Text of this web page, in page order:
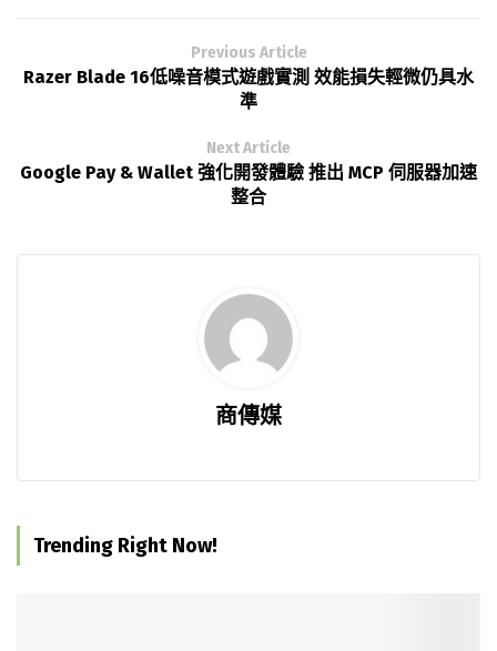
Previous Article
Razer Blade 16低噪音模式遊戲實測 效能損失輕微仍具水
準
Next Article
Google Pay & Wallet 強化開發體驗 推出 MCP 伺服器加速
整合
商傳媒
Trending Right Now!